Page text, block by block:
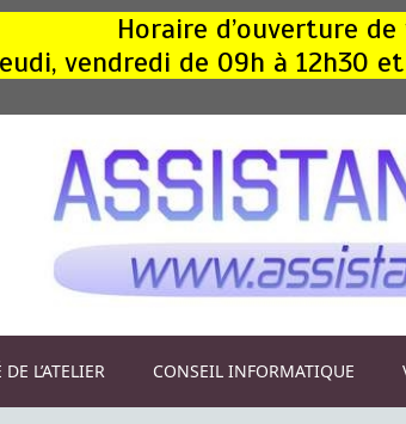
Horaire d’ouverture
vendredi de 09h à 12h30
L’ATELIER CONSEIL INFORMATIQUE